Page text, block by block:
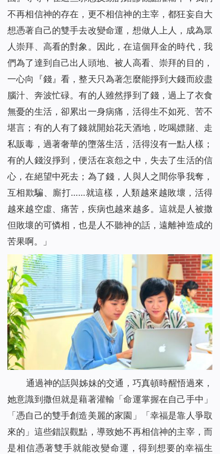
不再相信神的存在，更不相信神的主宰，都狂妄自大
想憑著自己的雙手去改變命運，想做人上人，成為眾
人崇拜、高看的對象。因此，在這個拜金的時代，我
們為了達到自己出人頭地、被人高看、崇拜的目的，
一心向『錢』看，整天只為著怎麼能掙到大錢而絞盡
腦汁、奔波忙碌。有的人雖然掙到了錢，過上了衣食
無憂的生活，卻累出一身病痛，活得生不如死、苦不
堪言；有的人有了錢就開始花天酒地，吃喝嫖賭、走
私販毒，過著奢華的墮落生活，活得沒有一點人樣；
有的人錢沒掙到，便活在哀怨之中，失去了生活的信
心，在絕望中死去；為了錢，人與人之間你爭我奪，
互相欺騙、廝打……就這樣，人類越來越敗壞，活得
越來越空虛、痛苦，疾病也越來越多。這就是人被撒
但敗壞的可憐相，也是人不聽神的話，遠離神造成的
苦果啊。」
通過神的話與姊妹的交通，巧真頓時醒悟過來，
她意識到撒但就是藉著灌輸 「命運掌握在自己手中」
「憑自己的雙手創造美麗的家園」「幸福是靠人爭取
來的」 這些錯誤觀點 ， 導致她不再相信神的主宰，而
是相信憑著雙手就能改變命運，得到想要的幸福生